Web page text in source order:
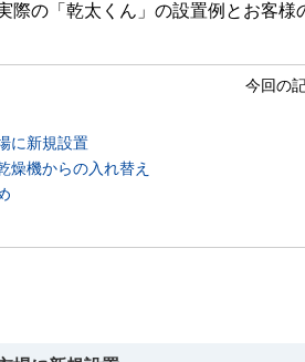
際の「乾太くん」の設置例とお客様
今回の
に新規設置
燥機からの入れ替え